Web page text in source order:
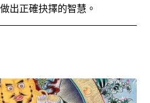
出正確抉擇的智慧。